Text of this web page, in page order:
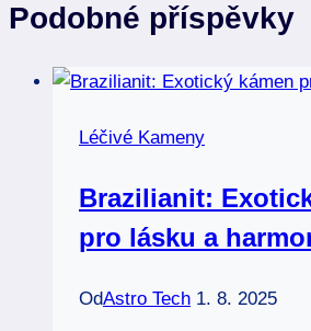
Podobné příspěvky
Léčivé Kameny
Brazilianit:
pro lásku a
OdAstro Tech 1. 8. 2025